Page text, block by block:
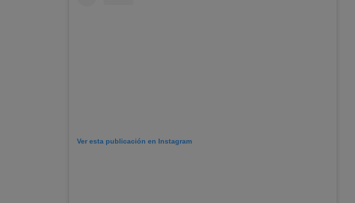
Ver esta publicación en Instagram